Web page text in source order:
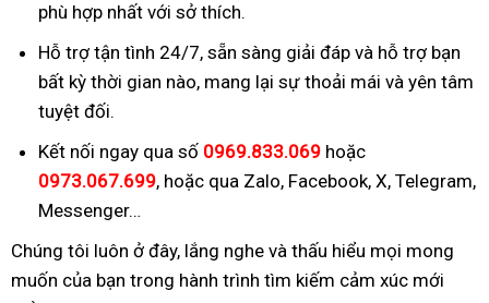
phù hợp nhất với sở thích.
Hỗ trợ tận tình 24/7, sẵn sàng giải đáp và hỗ trợ bạn
bất kỳ thời gian nào, mang lại sự thoải mái và yên tâm
tuyệt đối.
Kết nối ngay qua số 0969.833.069 hoặc
0973.067.699, hoặc qua Zalo, Facebook, X, Telegram,
Messenger…
Chúng tôi luôn ở đây, lắng nghe và thấu hiểu mọi mong
muốn của bạn trong hành trình tìm kiếm cảm xúc mới